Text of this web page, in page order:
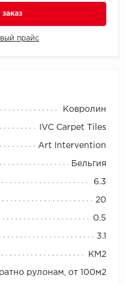
No brand
Pergo
Quality Flooring
прайс
Ковролин
IVC Carpet Tiles
Art Intervention
Бельгия
6.3
20
0.5
3.1
КМ2
рулонам, от 100м2